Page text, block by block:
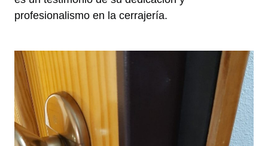
profesionalismo en la cerrajería.